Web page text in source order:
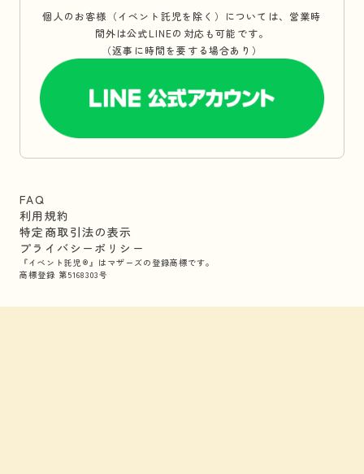
個人のお客様（イベント託児を除く）については、営業時
間外は公式LINEの対応も可能です。
（返事に時間を要する場合あり）
FAQ
利用規約
特定商取引法の表示
プライバシーポリシー
『イベント託児®』はマザーズの登録商標です。
商標登録 第5168303号